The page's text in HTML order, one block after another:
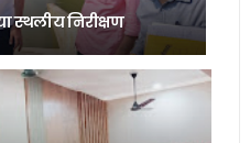
स्थलीय निरीक्षण